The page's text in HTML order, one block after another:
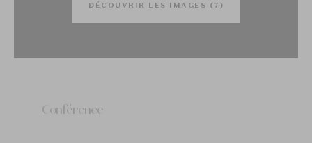
DÉCOUVRIR LES IMAGES (7)
Conférence